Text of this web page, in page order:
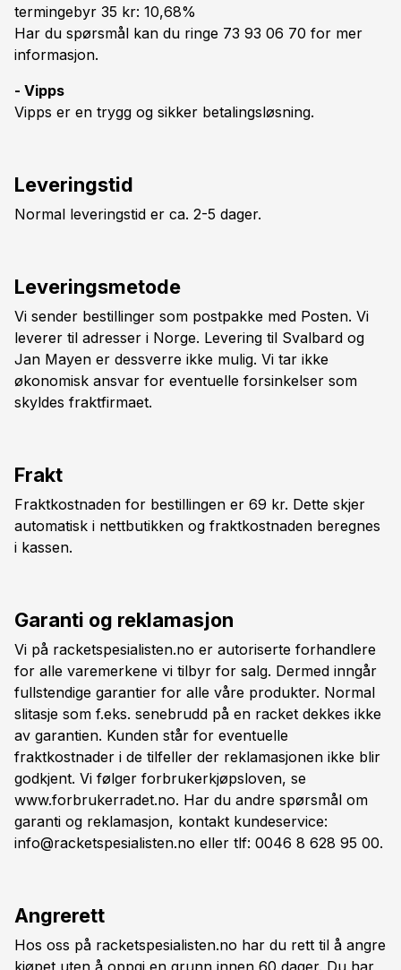
termingebyr 35 kr: 10,68%
Har du spørsmål kan du ringe 73 93 06 70 for mer
informasjon.
- Vipps
Vipps er en trygg og sikker betalingsløsning.
Leveringstid
Normal leveringstid er ca. 2-5 dager.
Leveringsmetode
Vi sender bestillinger som postpakke med Posten. Vi
leverer til adresser i Norge. Levering til Svalbard og
Jan Mayen er dessverre ikke mulig. Vi tar ikke
økonomisk ansvar for eventuelle forsinkelser som
skyldes fraktfirmaet.
Frakt
Fraktkostnaden for bestillingen er 69 kr. Dette skjer
automatisk i nettbutikken og fraktkostnaden beregnes
i kassen.
Garanti og reklamasjon
Vi på racketspesialisten.no er autoriserte forhandlere
for alle varemerkene vi tilbyr for salg. Dermed inngår
fullstendige garantier for alle våre produkter. Normal
slitasje som f.eks. senebrudd på en racket dekkes ikke
av garantien. Kunden står for eventuelle
fraktkostnader i de tilfeller der reklamasjonen ikke blir
godkjent. Vi følger forbrukerkjøpsloven, se
www.forbrukerradet.no. Har du andre spørsmål om
garanti og reklamasjon, kontakt kundeservice:
info@racketspesialisten.no eller tlf: 0046 8 628 95 00.
Angrerett
Hos oss på racketspesialisten.no har du rett til å angre
kjøpet uten å oppgi en grunn innen 60 dager. Du har